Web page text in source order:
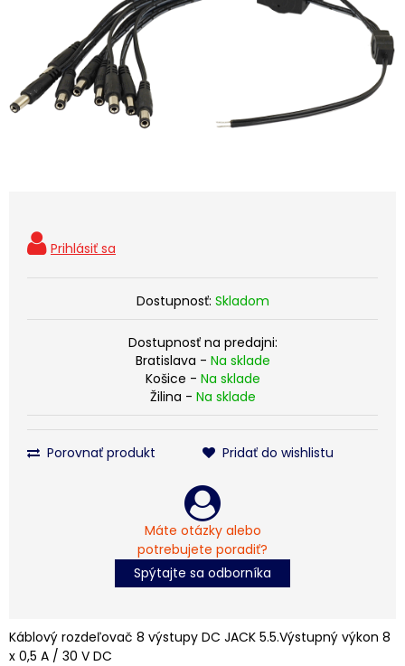
Dostupnosť: Skladom
Dostupnosť na predajni:
Bratislava - Na sklade
Košice - Na sklade
Žilina - Na sklade
Porovnať produkt Pridať do wishlistu
Máte otázky alebo
potrebujete poradiť?
Spýtajte sa odborníka
Káblový rozdeľovač 8 výstupy DC JACK 5.5.Výstupný výkon 8
x 0,5 A / 30 V DC